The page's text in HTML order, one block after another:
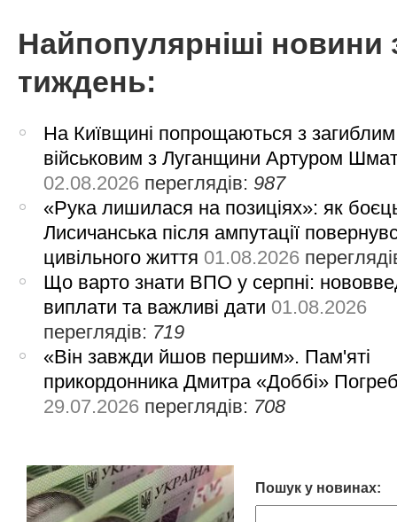
Найпопулярніші новини
тиждень:
На Київщині попрощаються з загиблим
військовим з Луганщини Артуром
02.08.2026 переглядів: 987
«Рука лишилася на позиціях»: як
Лисичанська після ампутації
цивільного життя 01.08.2026
Що варто знати ВПО у серпні:
виплати та важливі дати 01.08.2026
переглядів: 719
«Він завжди йшов першим». Пам'яті
прикордонника Дмитра «Доббі»
29.07.2026 переглядів: 708
Пошук у новинах: